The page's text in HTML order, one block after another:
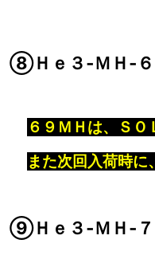
⑧Ｈｅ３‐ＭＨ‐６
６９ＭＨは、Ｓ
また次回入荷時に
⑨Ｈｅ３‐ＭＨ‐７